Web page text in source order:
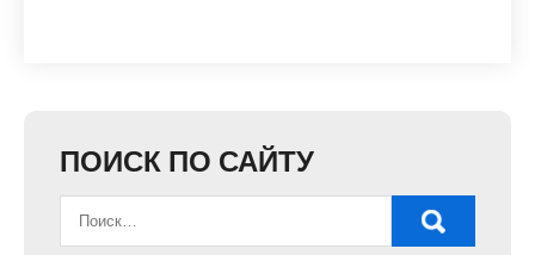
ПОИСК ПО САЙТУ